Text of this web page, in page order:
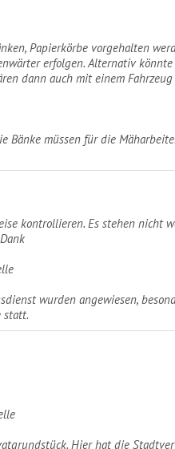
Papierkörbe vorgehalten
erfolgen. Alternativ
dann auch mit einem Fahrzeug
Bänke müssen für die
kontrollieren. Es stehen nicht
wurden angewiesen,
statt.
Hier hat die